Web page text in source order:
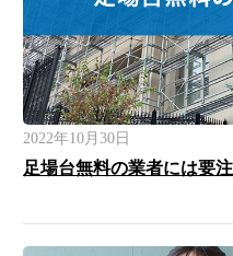
2022年10月30日
足場台無料の業者には要